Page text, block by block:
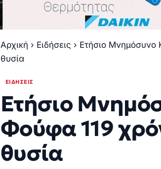
Αρχική › Ειδήσεις › Ετήσιο Μνημόσυνο
θυσία
ΕΙΔΉΣΕΙΣ
Ετήσιο
Φούφα 119
θυσία